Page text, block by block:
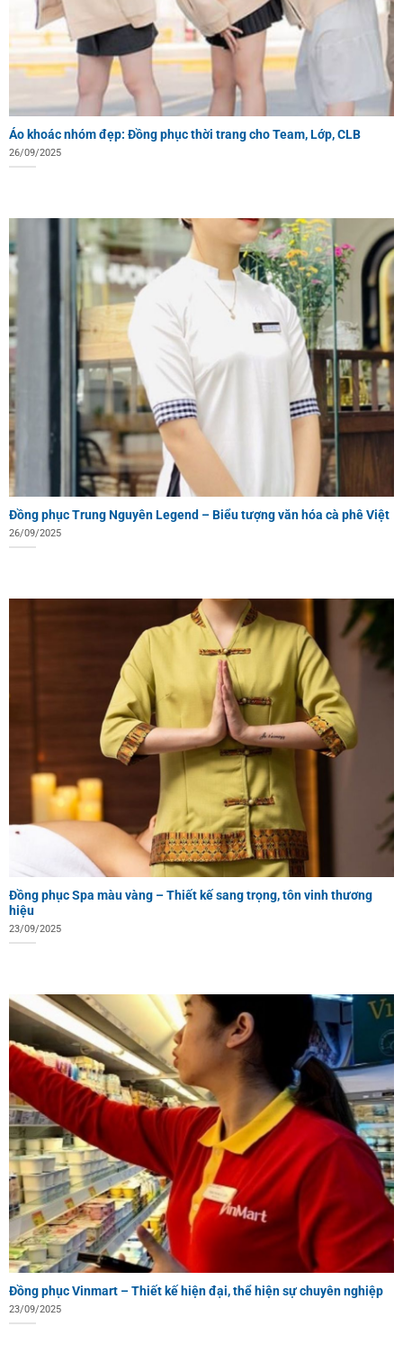
Áo khoác nhóm đẹp: Đồng phục thời trang cho Team, Lớp, CLB
26/09/2025
Đồng phục Trung Nguyên Legend – Biểu tượng văn hóa cà phê Việt
26/09/2025
Đồng phục Spa màu vàng – Thiết kế sang trọng, tôn vinh thương
hiệu
23/09/2025
Đồng phục Vinmart – Thiết kế hiện đại, thể hiện sự chuyên nghiệp
23/09/2025